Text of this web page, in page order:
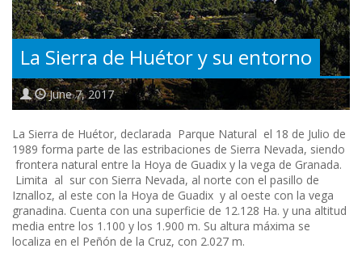
La Sierra de Huétor y su entorno
June 7, 2017
La Sierra de Huétor, declarada Parque Natural el 18 de Julio de
1989 forma parte de las estribaciones de Sierra Nevada, siendo
frontera natural entre la Hoya de Guadix y la vega de Granada.
Limita al sur con Sierra Nevada, al norte con el pasillo de
Iznalloz, al este con la Hoya de Guadix y al oeste con la vega
granadina. Cuenta con una superficie de 12.128 Ha. y una altitud
media entre los 1.100 y los 1.900 m. Su altura máxima se
localiza en el Peñón de la Cruz, con 2.027 m.